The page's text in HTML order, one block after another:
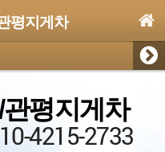
평지게차
평지게차
4215-2733